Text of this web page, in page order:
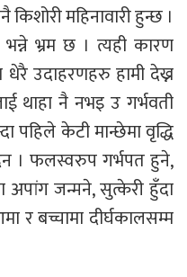
महिनावारी हुन्छ ।
भ्रम छ । त्यही कारण
उदाहरणहरु हामी देख्न
थाहा नै नभइ उ गर्भवती
पहिले केटी मान्छेमा वृद्धि
। फलस्वरुप गर्भपत हुने,
अपांग जन्मने, सुत्केरी हुँदा
र बच्चामा दीर्घकालसम्म